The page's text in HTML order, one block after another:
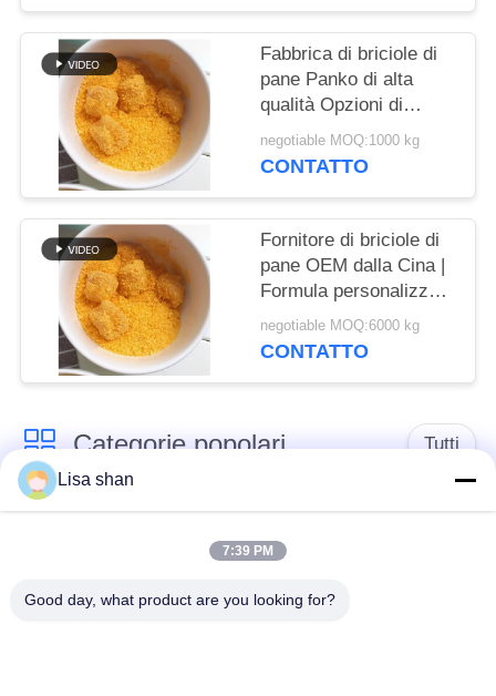
Fabbrica di briciole di
pane Panko di alta
qualità Opzioni di
imballaggio al dettaglio
e all'ingrosso
negotiable MOQ:1000 kg
CONTATTO
Fornitore di briciole di
pane OEM dalla Cina |
Formula personalizzata
e etichetta privata
negotiable MOQ:6000 kg
CONTATTO
Categorie popolari Tutti
Briciole di pane
briciole di pane
giapponesi
Briciole di pane di
Lisa shan
7:39 PM
Good day, what product are you looking for?